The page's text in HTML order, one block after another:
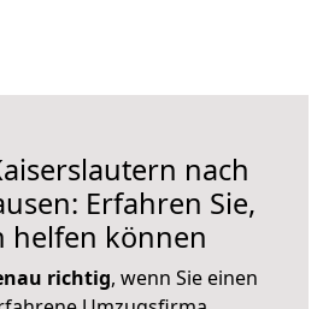
nach
Erfahren Sie,
helfen können
richtig, wenn Sie einen